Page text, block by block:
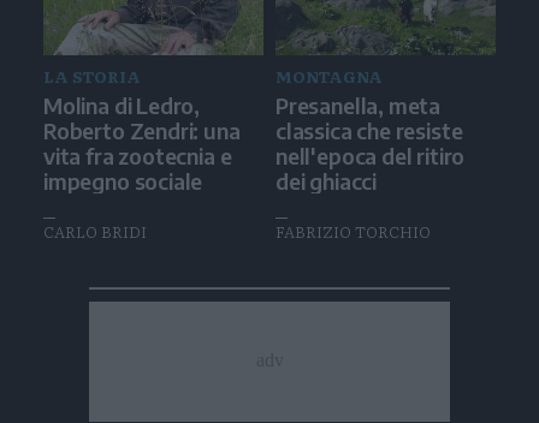
LA STORIA
Molina di Ledro,
Roberto Zendri: una
vita fra zootecnia e
impegno sociale
CARLO BRIDI
MONTAGNA
Presanella, meta
classica che resiste
nell'epoca del ritiro
dei ghiacci
FABRIZIO TORCHIO